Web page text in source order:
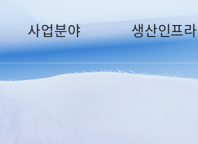
사업분야 생산인프라